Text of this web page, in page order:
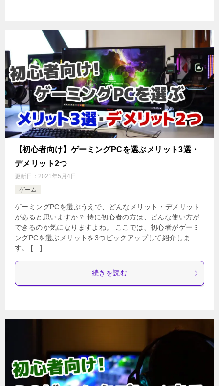
【初心者向け】ゲーミングPCを選ぶメリット3選・
デメリット2つ
更新日： 2021年5月4日
ゲーム
ゲーミングPCを選ぶうえで、どんなメリット・デメリット
があると思いますか？ 特に初心者の方は、どんな使い方が
できるのか気になりますよね。 ここでは、初心者がゲーミ
ングPCを選ぶメリットを3つピックアップして紹介しま
す。 […]
続きを読む